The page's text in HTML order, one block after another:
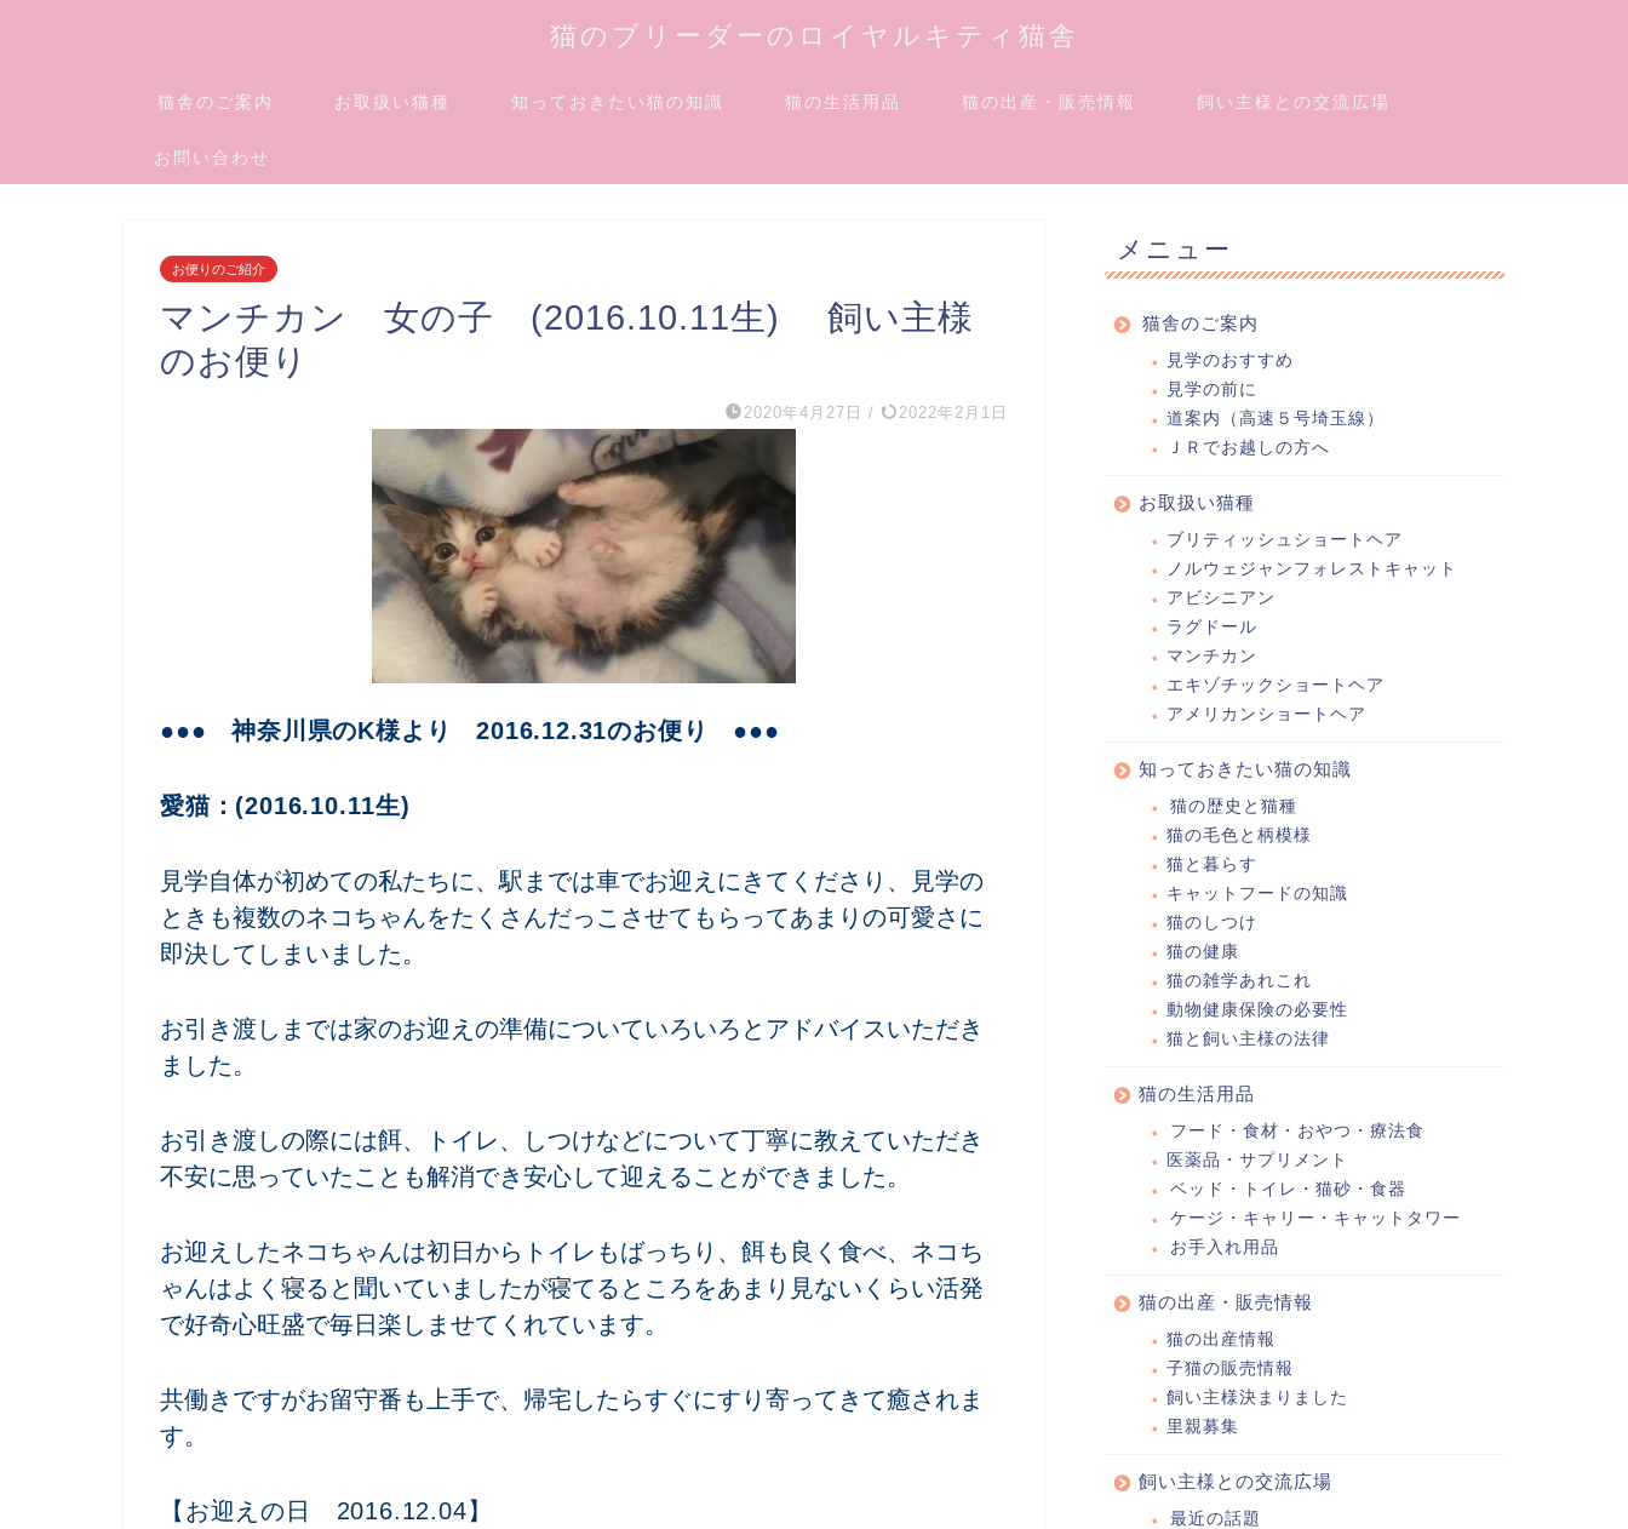
猫のブリーダーのロイヤルキティ猫舎
猫舎のご案内 お取扱い猫種 知っておきたい猫の知識 猫の生活用品 猫の出産・販売情報 飼い主様との交流広場
お問い合わせ
お便りのご紹介
マンチカン 女の子 (2016.10.11生) 飼い主様
のお便り
2020年4月27日 / 2022年2月1日
●●● 神奈川県のK様より 2016.12.31のお便り ●●●
愛猫：(2016.10.11生)
見学自体が初めての私たちに、駅までは車でお迎えにきてくださり、見学の
ときも複数のネコちゃんをたくさんだっこさせてもらってあまりの可愛さに
即決してしまいました。
お引き渡しまでは家のお迎えの準備についていろいろとアドバイスいただき
ました。
お引き渡しの際には餌、トイレ、しつけなどについて丁寧に教えていただき
不安に思っていたことも解消でき安心して迎えることができました。
お迎えしたネコちゃんは初日からトイレもばっちり、餌も良く食べ、ネコち
ゃんはよく寝ると聞いていましたが寝てるところをあまり見ないくらい活発
で好奇心旺盛で毎日楽しませてくれています。
共働きですがお留守番も上手で、帰宅したらすぐにすり寄ってきて癒されま
す。
【お迎えの日 2016.12.04】
メニュー
猫舎のご案内
見学のおすすめ
見学の前に
道案内（高速５号埼玉線）
ＪＲでお越しの方へ
お取扱い猫種
ブリティッシュショートヘア
ノルウェジャンフォレストキャット
アビシニアン
ラグドール
マンチカン
エキゾチックショートヘア
アメリカンショートヘア
知っておきたい猫の知識
猫の歴史と猫種
猫の毛色と柄模様
猫と暮らす
キャットフードの知識
猫のしつけ
猫の健康
猫の雑学あれこれ
動物健康保険の必要性
猫と飼い主様の法律
猫の生活用品
フード・食材・おやつ・療法食
医薬品・サプリメント
ベッド・トイレ・猫砂・食器
ケージ・キャリー・キャットタワー
お手入れ用品
猫の出産・販売情報
猫の出産情報
子猫の販売情報
飼い主様決まりました
里親募集
飼い主様との交流広場
最近の話題